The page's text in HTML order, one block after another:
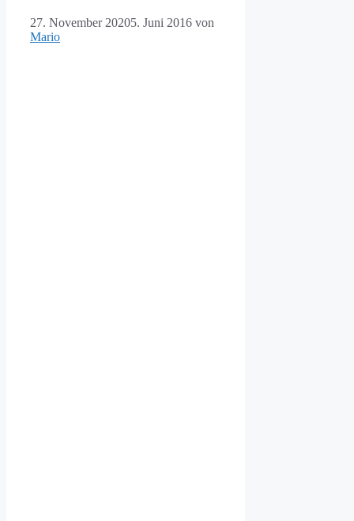
27. November 20205. Juni 2016 von
Mario